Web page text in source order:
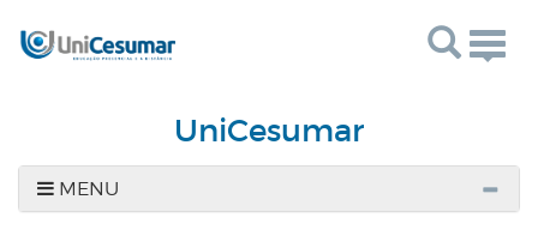
UniCesumar
MENU